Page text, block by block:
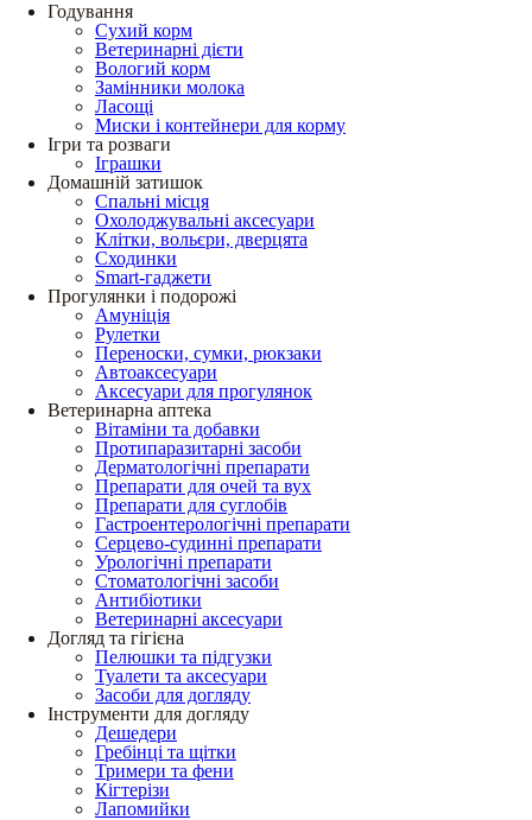
Годування
Сухий корм
Ветеринарні дієти
Вологий корм
Замінники молока
Ласощі
Миски і контейнери для корму
Ігри та розваги
Іграшки
Домашній затишок
Спальні місця
Охолоджувальні аксесуари
Клітки, вольєри, дверцята
Сходинки
Smart-гаджети
Прогулянки і подорожі
Амуніція
Рулетки
Переноски, сумки, рюкзаки
Автоаксесуари
Аксесуари для прогулянок
Ветеринарна аптека
Вітаміни та добавки
Протипаразитарні засоби
Дерматологічні препарати
Препарати для очей та вух
Препарати для суглобів
Гастроентерологічні препарати
Серцево-судинні препарати
Урологічні препарати
Стоматологічні засоби
Антибіотики
Ветеринарні аксесуари
Догляд та гігієна
Пелюшки та підгузки
Туалети та аксесуари
Засоби для догляду
Інструменти для догляду
Дешедери
Гребінці та щітки
Тримери та фени
Кігтерізи
Лапомийки